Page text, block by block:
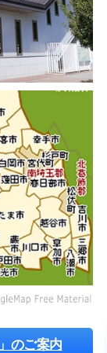
のご案内